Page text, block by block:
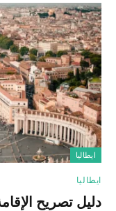
ايطاليا
ايطاليا